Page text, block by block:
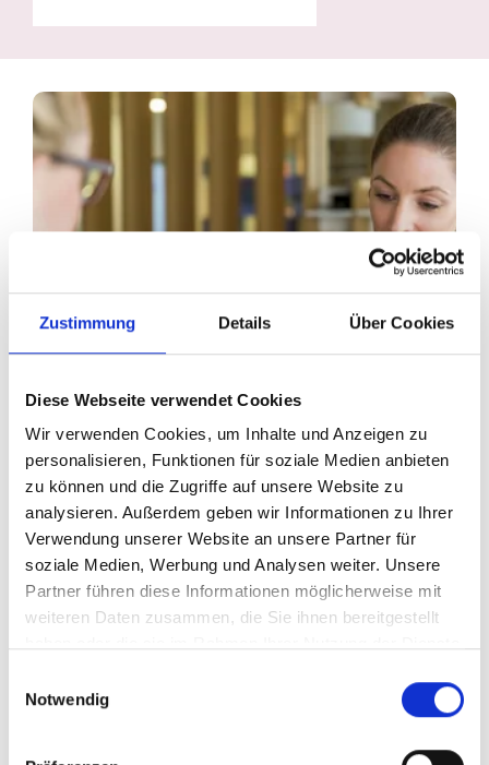
Zustimmung Details Über Cookies
Diese Webseite verwendet Cookies
Wir verwenden Cookies, um Inhalte und Anzeigen zu
personalisieren, Funktionen für soziale Medien anbieten
zu können und die Zugriffe auf unsere Website zu
analysieren. Außerdem geben wir Informationen zu Ihrer
Verwendung unserer Website an unsere Partner für
soziale Medien, Werbung und Analysen weiter. Unsere
Partner führen diese Informationen möglicherweise mit
weiteren Daten zusammen, die Sie ihnen bereitgestellt
Notwendig
Ihr Partner für optimales
Sehen in Düsseldorf
Als erster Ansprechpartner für das gute Sehen sind wir
anatomisch und ästhetisch perfekt auf Ihre
individuellen Wünsche und Bedürfnisse angepasste
Sehhilfe kümmern. Wir sind auch oft die Ersten, die